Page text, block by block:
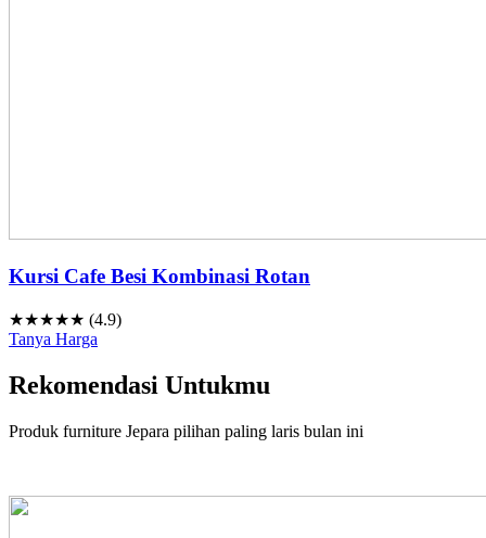
Kursi Cafe Besi Kombinasi Rotan
★★★★★ (4.9)
Tanya Harga
Rekomendasi Untukmu
Produk furniture Jepara pilihan paling laris bulan ini